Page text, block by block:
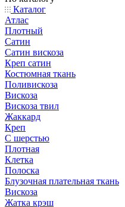
Каталог
Атлас
Плотный
Сатин
Сатин вискоза
Креп сатин
Костюмная ткань
Поливискоза
Вискоза
Вискоза твил
Жаккард
Креп
С шерстью
Плотная
Клетка
Полоска
Блузочная плательная ткань
Вискоза
Жатка крэш